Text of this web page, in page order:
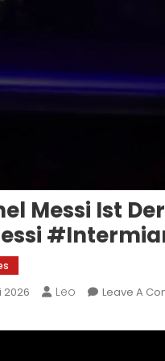
Messi Ist
2026 Leo Leave A